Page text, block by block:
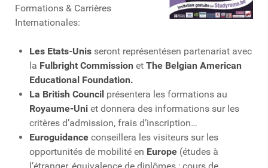
Formations & Carrières
Internationales:
Les Etats-Unis seront représentésen partenariat avec
la Fulbright Commission et The Belgian American
Educational Foundation.
La British Council présentera les formations au
Royaume-Uni et donnera des informations sur les
critères d’admission, frais d’inscription…
Euroguidance conseillera les visiteurs sur les
opportunités de mobilité en Europe (études à
l’étranger, équivalence de diplômes ; cours de